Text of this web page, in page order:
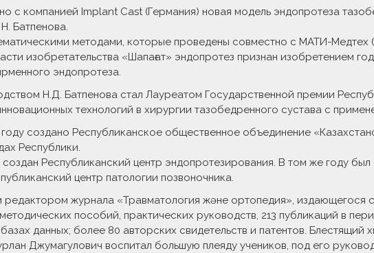
с компанией Implant Cast (Германия) новая модель эндопротеза
Батпенова.
методами, которые проведены совместно с МАТИ-Медтех
изобретательства «Шапағат» эндопротез признан изобретением
эндопротеза.
Н.Д. Батпенова стал Лауреатом Государственной премии
технологий в хирургии тазобедренного сустава с
создано Республиканское общественное объединение
Республики.
создан Республиканский центр эндопротезирования. В том же году
центр патологии позвоночника.
журнала «Травматология және ортопедия», издающегося
пособий, практических руководств, 213 публикаций в
данных; более 80 авторских свидетельств и патентов. Блестящий
Джумагулович воспитал большую плеяду учеников, под его